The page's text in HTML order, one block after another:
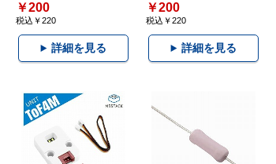
￥200
税込￥220
詳細を見る
￥200
税込￥220
詳細を見る